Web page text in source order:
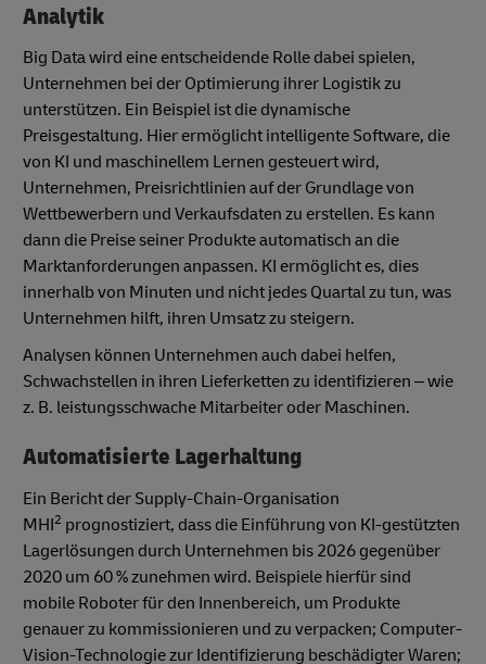
Analytik
Big Data wird eine entscheidende Rolle dabei spielen,
Unternehmen bei der Optimierung ihrer Logistik zu
unterstützen. Ein Beispiel ist die dynamische
Preisgestaltung. Hier ermöglicht intelligente Software, die
von KI und maschinellem Lernen gesteuert wird,
Unternehmen, Preisrichtlinien auf der Grundlage von
Wettbewerbern und Verkaufsdaten zu erstellen. Es kann
dann die Preise seiner Produkte automatisch an die
Marktanforderungen anpassen. KI ermöglicht es, dies
innerhalb von Minuten und nicht jedes Quartal zu tun, was
Unternehmen hilft, ihren Umsatz zu steigern.
Analysen können Unternehmen auch dabei helfen,
Schwachstellen in ihren Lieferketten zu identifizieren – wie
z. B. leistungsschwache Mitarbeiter oder Maschinen.
Automatisierte Lagerhaltung
Ein Bericht der Supply-Chain-Organisation
MHI2 prognostiziert, dass die Einführung von KI-gestützten
Lagerlösungen durch Unternehmen bis 2026 gegenüber
2020 um 60 % zunehmen wird. Beispiele hierfür sind
mobile Roboter für den Innenbereich, um Produkte
genauer zu kommissionieren und zu verpacken; Computer-
Vision-Technologie zur Identifizierung beschädigter Waren;